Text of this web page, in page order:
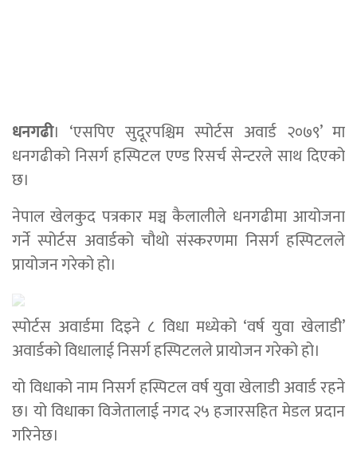
धनगढी। ‘एसपिए सुदूरपश्चिम स्पोर्टस अवार्ड २०७९’ मा
धनगढीको निसर्ग हस्पिटल एण्ड रिसर्च सेन्टरले साथ दिएको
छ।
नेपाल खेलकुद पत्रकार मञ्च कैलालीले धनगढीमा आयोजना
गर्ने स्पोर्टस अवार्डको चौथो संस्करणमा निसर्ग हस्पिटलले
प्रायोजन गरेको हो।
स्पोर्टस अवार्डमा दिइने ८ विधा मध्येको ‘वर्ष युवा खेलाडी’
अवार्डको विधालाई निसर्ग हस्पिटलले प्रायोजन गरेको हो।
यो विधाको नाम निसर्ग हस्पिटल वर्ष युवा खेलाडी अवार्ड रहने
छ। यो विधाका विजेतालाई नगद २५ हजारसहित मेडल प्रदान
गरिनेछ।